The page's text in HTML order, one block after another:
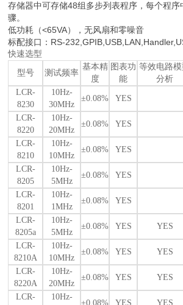
存储器中可存储48组多步列表程序，每个程
骤。
低功耗（<65VA），无风扇和零噪音
标配接口：RS-
快速选型
型号 测试频率
基本精
度
图表功
能
等效电路模
分析
LCR-
8230
10Hz-
30MHz
±0.08% YES
LCR-
8220
10Hz-
20MHz
±0.08% YES
LCR-
8210
10Hz-
10MHz
±0.08% YES
LCR-
8205
10Hz-
5MHz
±0.08% YES
LCR-
8201
10Hz-
1MHz
±0.08% YES
LCR-
8205a
10Hz-
5MHz
±0.08% YES YES
LCR-
8210A
10Hz-
10MHz
±0.08% YES YES
LCR-
8220A
10Hz-
20MHz
±0.08% YES YES
LCR-
10Hz-
±0.08% YES YES